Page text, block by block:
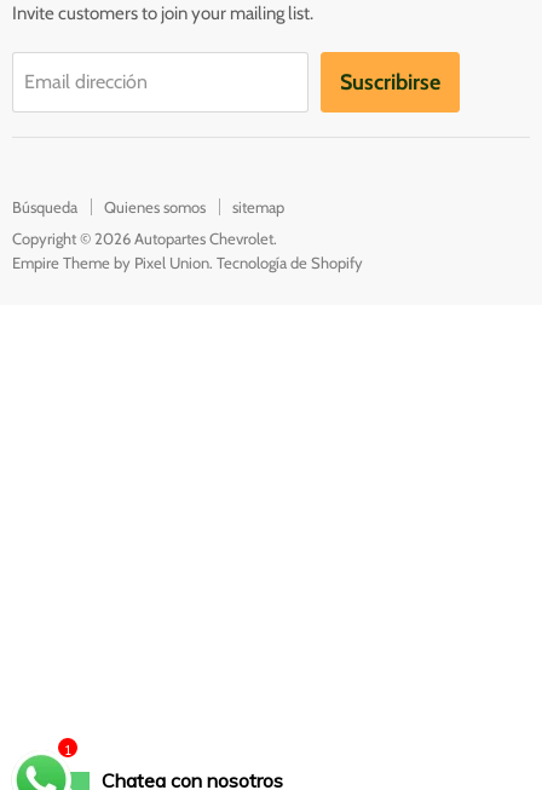
Catálogo
Contacto
Invite customers to join your mailing list.
Email dirección Suscribirse
Búsqueda Quienes somos
sitemap
Copyright © 2026 Autopartes Chevrolet.
Empire Theme by Pixel Union. Tecnología de Shopify
Chatea con nosotros
1